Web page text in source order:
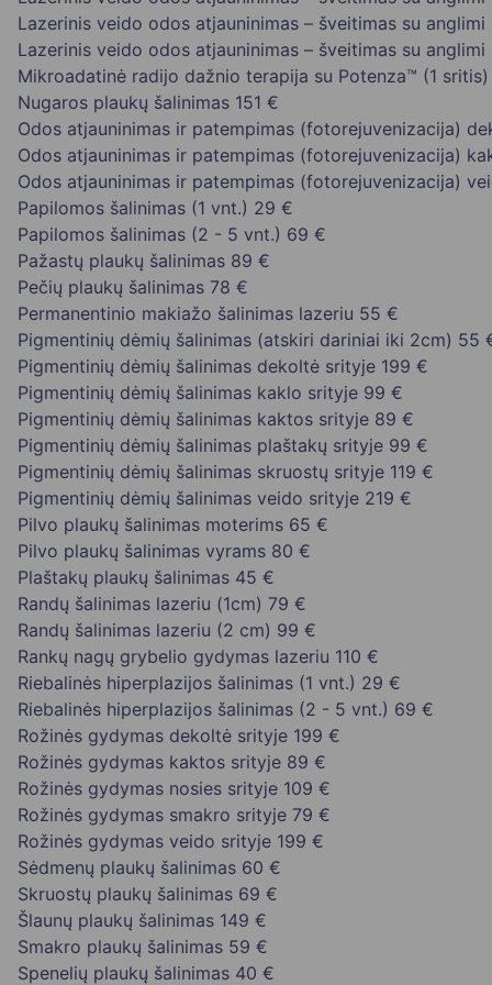
Lazerinis veido odos atjauninimas – šveitimas su
Lazerinis veido odos atjauninimas – šveitimas su anglimi
Mikroadatinė radijo dažnio terapija su Potenza™ (1 sritis)
Nugaros plaukų šalinimas 151 €
Odos atjauninimas ir patempimas (fotorejuvenizacija)
Odos atjauninimas ir patempimas (fotorejuvenizacija)
Odos atjauninimas ir patempimas (fotorejuvenizacija)
Papilomos šalinimas (1 vnt.) 29 €
Papilomos šalinimas (2 - 5 vnt.) 69 €
Pažastų plaukų šalinimas 89 €
Pečių plaukų šalinimas 78 €
Permanentinio makiažo šalinimas lazeriu 55 €
Pigmentinių dėmių šalinimas (atskiri dariniai iki 2cm) 55
Pigmentinių dėmių šalinimas dekoltė srityje 199 €
Pigmentinių dėmių šalinimas kaklo srityje 99 €
Pigmentinių dėmių šalinimas kaktos srityje 89 €
Pigmentinių dėmių šalinimas plaštakų srityje 99 €
Pigmentinių dėmių šalinimas skruostų srityje 119 €
Pigmentinių dėmių šalinimas veido srityje 219 €
Pilvo plaukų šalinimas moterims 65 €
Pilvo plaukų šalinimas vyrams 80 €
Plaštakų plaukų šalinimas 45 €
Randų šalinimas lazeriu (1cm) 79 €
Randų šalinimas lazeriu (2 cm) 99 €
Rankų nagų grybelio gydymas lazeriu 110 €
Riebalinės hiperplazijos šalinimas (1 vnt.) 29 €
Riebalinės hiperplazijos šalinimas (2 - 5 vnt.) 69 €
Rožinės gydymas dekoltė srityje 199 €
Rožinės gydymas kaktos srityje 89 €
Rožinės gydymas nosies srityje 109 €
Rožinės gydymas smakro srityje 79 €
Rožinės gydymas veido srityje 199 €
Sėdmenų plaukų šalinimas 60 €
Skruostų plaukų šalinimas 69 €
Šlaunų plaukų šalinimas 149 €
Smakro plaukų šalinimas 59 €
Spenelių plaukų šalinimas 40 €